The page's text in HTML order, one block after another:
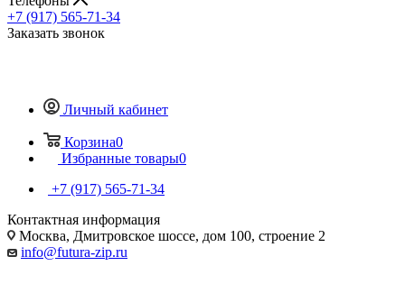
+7 (917) 565-71-34
Заказать звонок
Личный кабинет
Корзина0
Избранные товары0
+7 (917) 565-71-34
Контактная информация
Москва, Дмитровское шоссе, дом 100, строение 2
info@futura-zip.ru